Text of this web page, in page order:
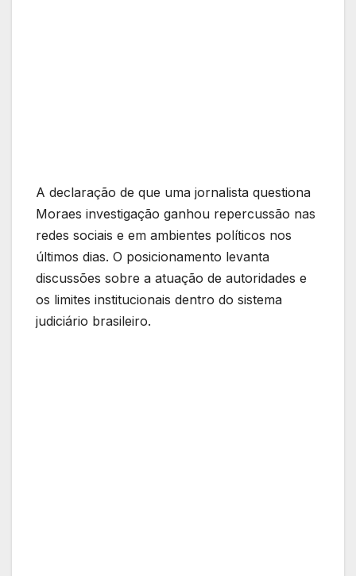
A declaração de que uma jornalista questiona
Moraes investigação ganhou repercussão nas
redes sociais e em ambientes políticos nos
últimos dias. O posicionamento levanta
discussões sobre a atuação de autoridades e
os limites institucionais dentro do sistema
judiciário brasileiro.